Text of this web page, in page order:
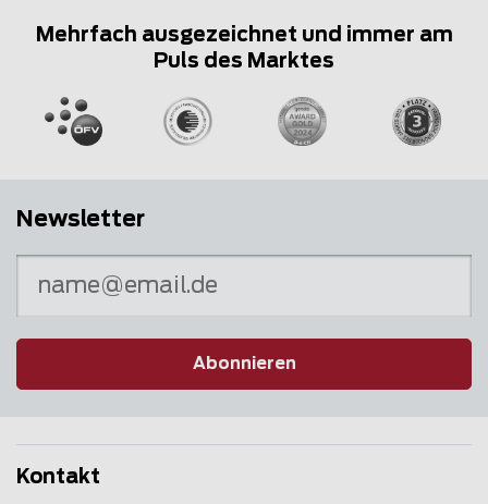
Mehrfach ausgezeichnet und immer am
Puls des Marktes
Newsletter
Abonnieren
Kontakt